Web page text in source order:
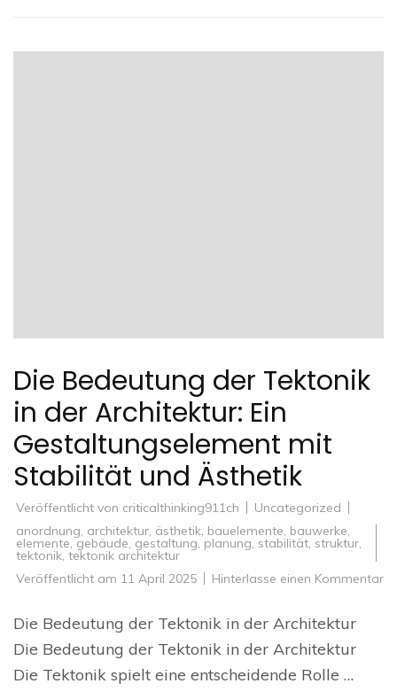
Die Bedeutung der Tektonik
in der Architektur: Ein
Gestaltungselement mit
Stabilität und Ästhetik
Veröffentlicht von criticalthinking911ch
Uncategorized
anordnung, architektur, ästhetik, bauelemente, bauwerke,
elemente,gebäude, gestaltung, planung, stabilität, struktur,
tektonik, tektonik architektur
Veröffentlicht am 11 April 2025 Hinterlasse einen Kommentarzu
Die Bedeutung der Tektonik in der Architektur
Die Bedeutung der Tektonik in der Architektur
Die Tektonik spielt eine entscheidende Rolle …